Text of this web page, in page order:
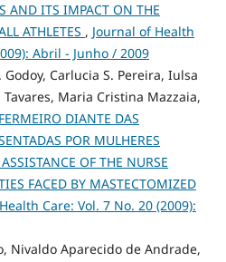
AND ITS IMPACT ON THE
ATHLETES , Journal of Health
Abril - Junho / 2009
Carlucia S. Pereira, Iulsa
Maria Cristina Mazzaia,
DIANTE DAS
POR MULHERES
OF THE NURSE
FACED BY MASTECTOMIZED
Care: Vol. 7 No. 20 (2009):
Nivaldo Aparecido de Andrade,